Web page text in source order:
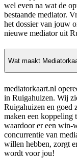
wel even na wat de
bestaande mediator.
het dossier van jouw
nieuwe mediator uit
Wat maakt
mediatorkaart.nl
in Ruigahuizen. Wij
Ruigahuizen en goed
maken een koppeling
waardoor er een win-
concurrentie van
willen hebben, zorgt
wordt voor jou!